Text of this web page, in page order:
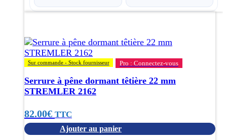
Sur commande - Stock fournisseur Pro : Connectez-vous
Serrure à pêne dormant têtière 22 mm
STREMLER 2162
82.00€ TTC
Ajouter au panier